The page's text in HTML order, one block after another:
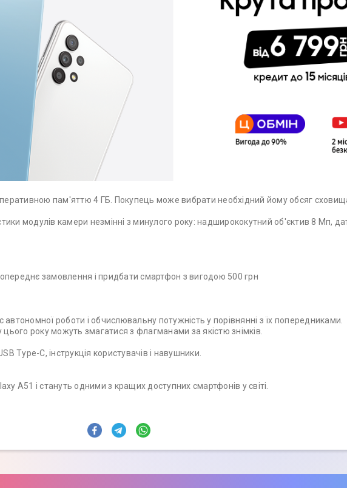
пам'яттю 4 ГБ. Покупець може вибрати необхідний йому обсяг сховища,
модулів камери незмінні з минулого року: надширококутний об'єктив 8 Мп,
замовлення і придбати смартфон з вигодою 500 грн
роботи і обчислювальну потужність у порівнянні з їх попередниками.
року можуть змагатися з флагманами за якістю знімків.
Type-C, інструкція користувачів і навушники.
A51 і стануть одними з кращих доступних смартфонів у світі.